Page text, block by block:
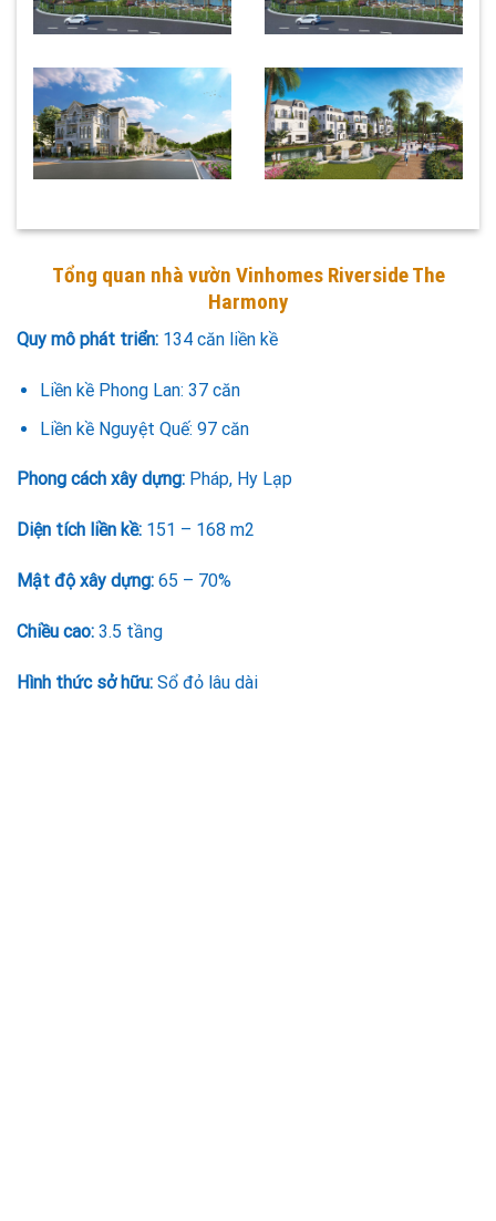
Tổng quan nhà vườn Vinhomes Riverside The
Harmony
Quy mô phát triển: 134 căn liền kề
Liền kề Phong Lan: 37 căn
Liền kề Nguyệt Quế: 97 căn
Phong cách xây dựng: Pháp, Hy Lạp
Diện tích liền kề: 151 – 168 m2
Mật độ xây dựng: 65 – 70%
Chiều cao: 3.5 tầng
Hình thức sở hữu: Sổ đỏ lâu dài